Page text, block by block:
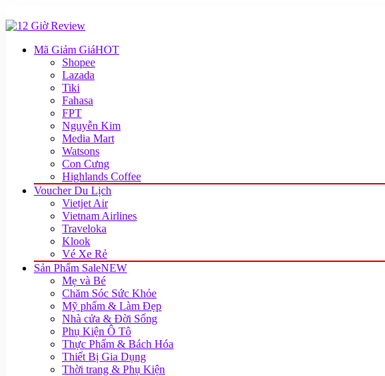
Mã Giảm GiáHOT
Shopee
Lazada
Tiki
Fahasa
FPT
Nguyễn Kim
Media Mart
Watsons
Con Cưng
Highlands Coffee
Voucher Du Lịch
Vietjet Air
Vietnam Airlines
Traveloka
Klook
Vé Xe Rẻ
Sản Phẩm SaleNEW
Mẹ và Bé
Chăm Sóc Sức Khỏe
Mỹ phẩm & Làm Đẹp
Nhà cửa & Đời Sống
Phụ Kiện Ô Tô
Thực Phẩm & Bách Hóa
Thiết Bị Gia Dụng
Thời trang & Phụ Kiện